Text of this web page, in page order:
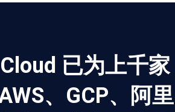
已为上千家
、GCP、阿里